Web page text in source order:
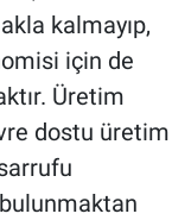
kalmayıp,
için de
Üretim
dostu üretim